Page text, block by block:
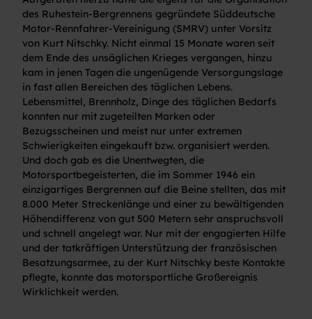
des Ruhestein-Bergrennens gegründete Süddeutsche
Motor-Rennfahrer-Vereinigung (SMRV) unter Vorsitz
von Kurt Nitschky. Nicht einmal 15 Monate waren seit
dem Ende des unsäglichen Krieges vergangen, hinzu
kam in jenen Tagen die ungenügende Versorgungslage
in fast allen Bereichen des täglichen Lebens.
Lebensmittel, Brennholz, Dinge des täglichen Bedarfs
konnten nur mit zugeteilten Marken oder
Bezugsscheinen und meist nur unter extremen
Schwierigkeiten eingekauft bzw. organisiert werden.
Und doch gab es die Unentwegten, die
Motorsportbegeisterten, die im Sommer 1946 ein
einzigartiges Bergrennen auf die Beine stellten, das mit
8.000 Meter Streckenlänge und einer zu bewältigenden
Höhendifferenz von gut 500 Metern sehr anspruchsvoll
und schnell angelegt war. Nur mit der engagierten Hilfe
und der tatkräftigen Unterstützung der französischen
Besatzungsarmee, zu der Kurt Nitschky beste Kontakte
pflegte, konnte das motorsportliche Großereignis
Wirklichkeit werden.